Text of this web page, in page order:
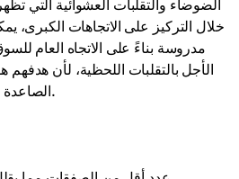
الضوضاء والتقلبات العشوائية التي
خلال التركيز على الاتجاهات الكبرى،
مدروسة بناءً على الاتجاه العام
الأجل بالتقلبات اللحظية، لأن
الصاعدة أو الهابطة على نطاق أوسع.